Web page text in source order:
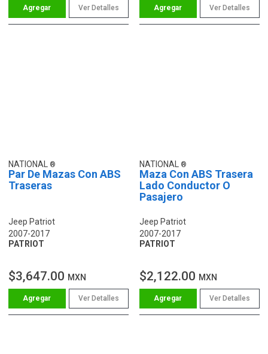
Ver Detalles Ver Detalles
NATIONAL
Par De Mazas Con ABS
Traseras
Jeep Patriot
2007-2017
PATRIOT
$3,647.00 MXN
Ver Detalles
NATIONAL
Maza Con ABS Trasera
Lado Conductor O
Pasajero
Jeep Patriot
2007-2017
PATRIOT
$2,122.00 MXN
Ver Detalles